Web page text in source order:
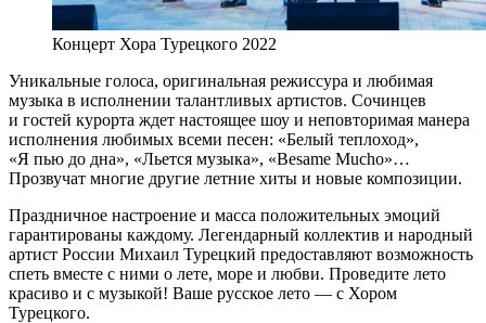
Концерт Хора Турецкого 2022
Уникальные голоса, оригинальная режиссура и любимая
музыка в исполнении талантливых артистов. Сочинцев
и гостей курорта ждет настоящее шоу и неповторимая манера
исполнения любимых всеми песен: «Белый теплоход»,
«Я пью до дна», «Льется музыка», «Besаme Mucho»…
Прозвучат многие другие летние хиты и новые композиции.
Праздничное настроение и масса положительных эмоций
гарантированы каждому. Легендарный коллектив и народный
артист России Михаил Турецкий предоставляют возможность
спеть вместе с ними о лете, море и любви. Проведите лето
красиво и с музыкой! Ваше русское лето — с Хором
Турецкого.